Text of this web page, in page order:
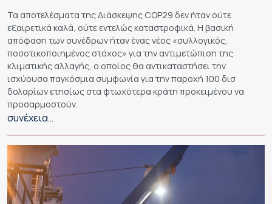
Τα αποτελέσματα της Διάσκεψης COP29 δεν ήταν ούτε
εξαιρετικά καλά, ούτε εντελώς καταστροφικά. Η βασική
απόφαση των συνέδρων ήταν ένας νέος «συλλογικός,
ποσοτικοποιημένος στόχος» για την αντιμετώπιση της
κλιματικής αλλαγής, ο οποίος θα αντικαταστήσει την
ισχύουσα παγκόσμια συμφωνία για την παροχή 100 δισ
δολαρίων ετησίως στα φτωχότερα κράτη προκειμένου να
προσαρμοστούν.
συνέχεια…